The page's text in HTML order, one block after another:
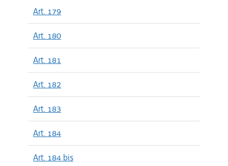
Art. 179
Art. 180
Art. 181
Art. 182
Art. 183
Art. 184
Art. 184 bis